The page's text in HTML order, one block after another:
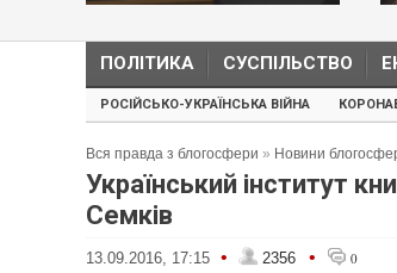
ПОЛІТИКА СУСПІЛЬСТВО
РОСІЙСЬКО-УКРАЇНСЬКА ВІЙНА
Вся правда з блогосфери » Новини
Український інститут
Семків
13.09.2016, 17:15 • 2356 • 0